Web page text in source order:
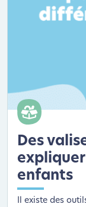
Des
enfants
Il existe des